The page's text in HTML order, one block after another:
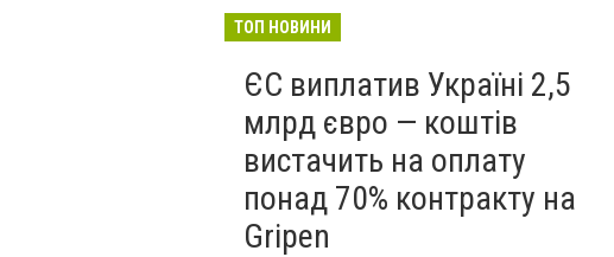
ТОП НОВИНИ
ЄС виплатив Україні 2,5
млрд євро — коштів
вистачить на оплату
понад 70% контракту на
Gripen